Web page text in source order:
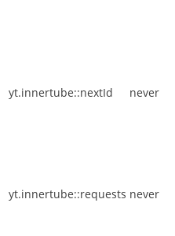
yt.innertube::nextId never
yt.innertube::requests never